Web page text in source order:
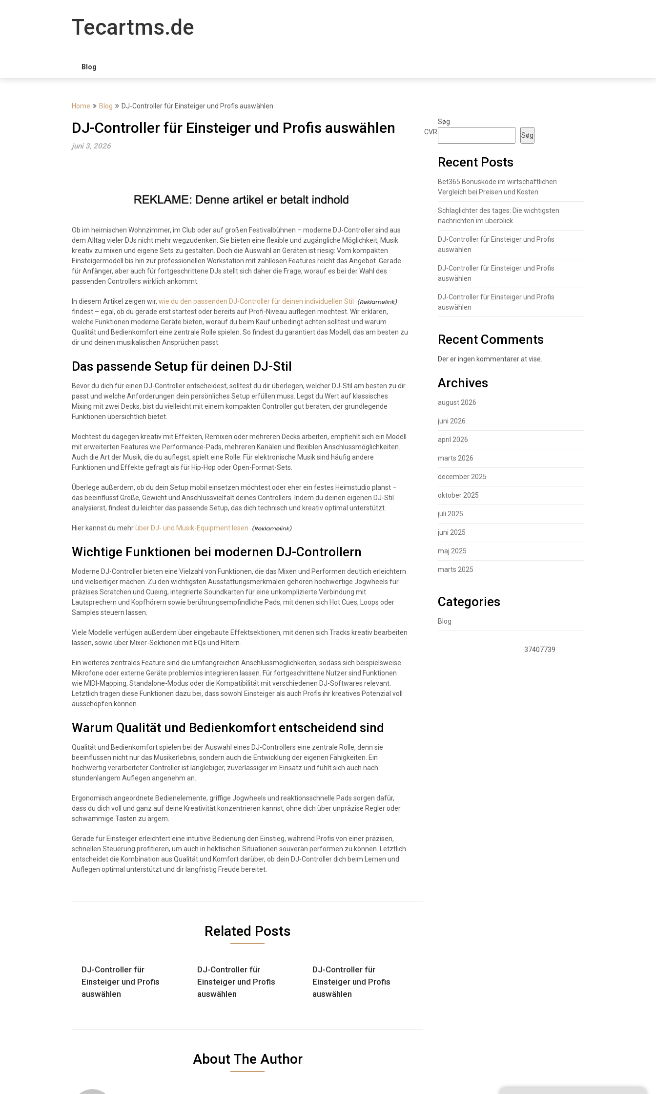
Tecartms.de
Blog
Home Blog DJ-Controller für Einsteiger und Profis auswählen
DJ-Controller für Einsteiger und Profis auswählen
juni 3, 2026
Ob im heimischen Wohnzimmer, im Club oder auf großen Festivalbühnen – moderne DJ-Controller sind aus
dem Alltag vieler DJs nicht mehr wegzudenken. Sie bieten eine flexible und zugängliche Möglichkeit, Musik
kreativ zu mixen und eigene Sets zu gestalten. Doch die Auswahl an Geräten ist riesig: Vom kompakten
Einsteigermodell bis hin zur professionellen Workstation mit zahllosen Features reicht das Angebot. Gerade
für Anfänger, aber auch für fortgeschrittene DJs stellt sich daher die Frage, worauf es bei der Wahl des
passenden Controllers wirklich ankommt.
In diesem Artikel zeigen wir, wie du den passenden DJ-Controller für deinen individuellen Stil
findest – egal, ob du gerade erst startest oder bereits auf Profi-Niveau auflegen möchtest. Wir erklären,
welche Funktionen moderne Geräte bieten, worauf du beim Kauf unbedingt achten solltest und warum
Qualität und Bedienkomfort eine zentrale Rolle spielen. So findest du garantiert das Modell, das am besten zu
dir und deinen musikalischen Ansprüchen passt.
Das passende Setup für deinen DJ-Stil
Bevor du dich für einen DJ-Controller entscheidest, solltest du dir überlegen, welcher DJ-Stil am besten zu dir
passt und welche Anforderungen dein persönliches Setup erfüllen muss. Legst du Wert auf klassisches
Mixing mit zwei Decks, bist du vielleicht mit einem kompakten Controller gut beraten, der grundlegende
Funktionen übersichtlich bietet.
Möchtest du dagegen kreativ mit Effekten, Remixen oder mehreren Decks arbeiten, empfiehlt sich ein Modell
mit erweiterten Features wie Performance-Pads, mehreren Kanälen und flexiblen Anschlussmöglichkeiten.
Auch die Art der Musik, die du auflegst, spielt eine Rolle: Für elektronische Musik sind häufig andere
Funktionen und Effekte gefragt als für Hip-Hop oder Open-Format-Sets.
Überlege außerdem, ob du dein Setup mobil einsetzen möchtest oder eher ein festes Heimstudio planst –
das beeinflusst Größe, Gewicht und Anschlussvielfalt deines Controllers. Indem du deinen eigenen DJ-Stil
analysierst, findest du leichter das passende Setup, das dich technisch und kreativ optimal unterstützt.
Hier kannst du mehrüber DJ- und Musik-Equipment lesen
Wichtige Funktionen bei modernen DJ-Controllern
Moderne DJ-Controller bieten eine Vielzahl von Funktionen, die das Mixen und Performen deutlich erleichtern
und vielseitiger machen. Zu den wichtigsten Ausstattungsmerkmalen gehören hochwertige Jogwheels für
präzises Scratchen und Cueing, integrierte Soundkarten für eine unkomplizierte Verbindung mit
Lautsprechern und Kopfhörern sowie berührungsempfindliche Pads, mit denen sich Hot Cues, Loops oder
Samples steuern lassen.
Viele Modelle verfügen außerdem über eingebaute Effektsektionen, mit denen sich Tracks kreativ bearbeiten
lassen, sowie über Mixer-Sektionen mit EQs und Filtern.
Ein weiteres zentrales Feature sind die umfangreichen Anschlussmöglichkeiten, sodass sich beispielsweise
Mikrofone oder externe Geräte problemlos integrieren lassen. Für fortgeschrittene Nutzer sind Funktionen
wie MIDI-Mapping, Standalone-Modus oder die Kompatibilität mit verschiedenen DJ-Softwares relevant.
Letztlich tragen diese Funktionen dazu bei, dass sowohl Einsteiger als auch Profis ihr kreatives Potenzial voll
ausschöpfen können.
Warum Qualität und Bedienkomfort entscheidend sind
Qualität und Bedienkomfort spielen bei der Auswahl eines DJ-Controllers eine zentrale Rolle, denn sie
beeinflussen nicht nur das Musikerlebnis, sondern auch die Entwicklung der eigenen Fähigkeiten. Ein
hochwertig verarbeiteter Controller ist langlebiger, zuverlässiger im Einsatz und fühlt sich auch nach
stundenlangem Auflegen angenehm an.
Ergonomisch angeordnete Bedienelemente, griffige Jogwheels und reaktionsschnelle Pads sorgen dafür,
dass du dich voll und ganz auf deine Kreativität konzentrieren kannst, ohne dich über unpräzise Regler oder
schwammige Tasten zu ärgern.
Gerade für Einsteiger erleichtert eine intuitive Bedienung den Einstieg, während Profis von einer präzisen,
schnellen Steuerung profitieren, um auch in hektischen Situationen souverän performen zu können. Letztlich
entscheidet die Kombination aus Qualität und Komfort darüber, ob dein DJ-Controller dich beim Lernen und
Auflegen optimal unterstützt und dir langfristig Freude bereitet.
Related Posts
DJ-Controller für
Einsteiger und Profis
auswählen
DJ-Controller für
Einsteiger und Profis
auswählen
DJ-Controller für
Einsteiger und Profis
auswählen
About The Author
Søg
Søg
Recent Posts
Bet365 Bonuskode im wirtschaftlichen
Vergleich bei Preisen und Kosten
Schlaglichter des tages: Die wichtigsten
nachrichten im überblick
DJ-Controller für Einsteiger und Profis
auswählen
DJ-Controller für Einsteiger und Profis
auswählen
DJ-Controller für Einsteiger und Profis
auswählen
Recent Comments
Der er ingen kommentarer at vise.
Archives
august 2026
juni 2026
april 2026
marts 2026
december 2025
oktober 2025
juli 2025
juni 2025
maj 2025
marts 2025
Categories
Blog
CVR
37407739